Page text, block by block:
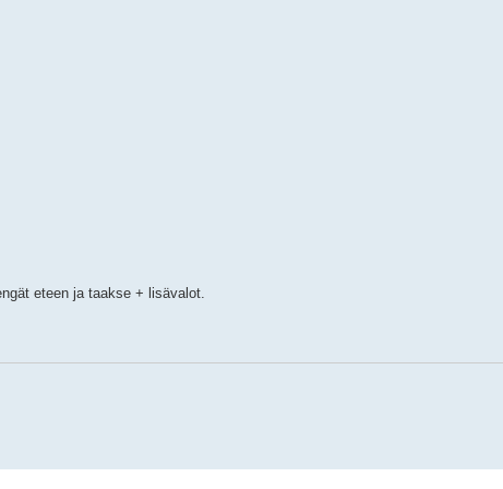
eteen ja taakse + lisävalot.